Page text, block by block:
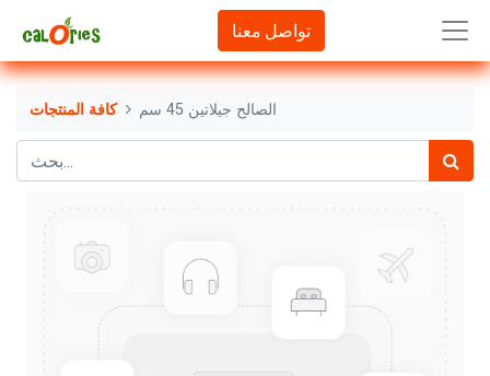
تواصل معنا
كافة المنتجات الصالح جيلاتين 45 سم